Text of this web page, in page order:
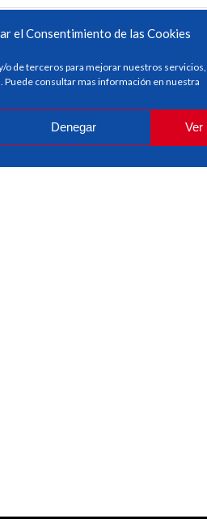
el Consentimiento de las Cookies
o de terceros para mejorar nuestros
Puede consultar mas información en nuestra
Denegar Ver